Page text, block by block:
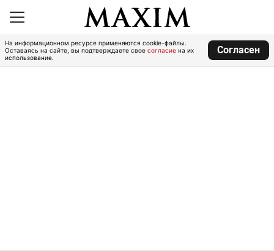
На информационном ресурсе применяются cookie-файлы.
Оставаясь на сайте, вы подтверждаете свое согласие на их
использование.
Согласен